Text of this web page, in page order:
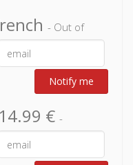
- Out of
Notify me
14.99 € -